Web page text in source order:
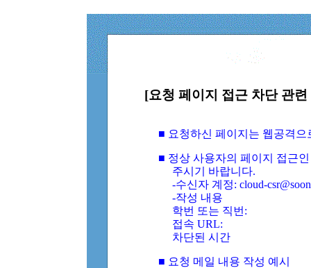
[요청 페이지 접근 차단 관
■ 요청하신 페이지는 웹공격
■ 정상 사용자의 페이지 접근
주시기 바랍니다.
-수신자 계정: cloud-
-작성 내용
학번 또는 직번:
접속 URL:
차단된 시간
■ 요청 메일 내용 작성 예시